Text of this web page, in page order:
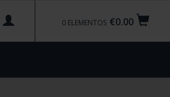
€0.00
0 ELEMENTOS